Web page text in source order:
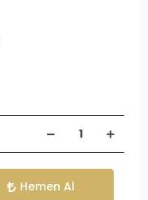
Hemen Al